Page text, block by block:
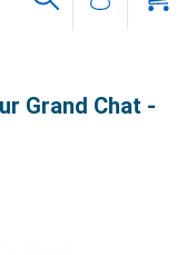
Grand Chat -